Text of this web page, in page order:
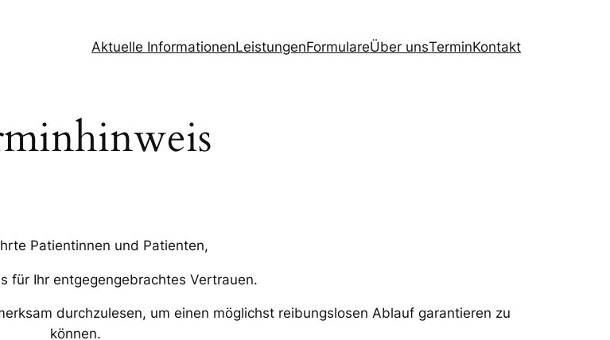
Aktuelle InformationenLeistungenFormulareÜber unsTerminKontakt
Patientinnen und Patienten,
für Ihr entgegengebrachtes Vertrauen.
durchzulesen, um einen möglichst reibungslosen Ablauf garantieren zu
können.